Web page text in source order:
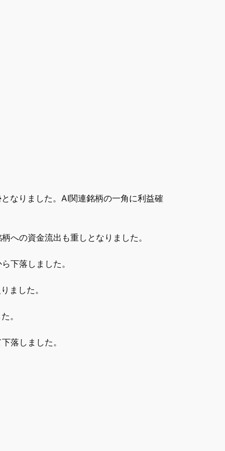
なりました。AI関連銘柄の一角に利益確
への資金流出も重しとなりました。
下落しました。
ました。
。
落しました。